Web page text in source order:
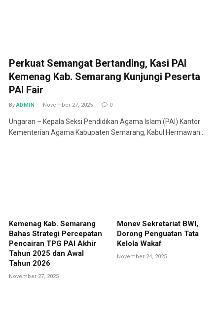
Perkuat Semangat Bertanding, Kasi PAI
Kemenag Kab. Semarang Kunjungi Peserta
PAI Fair
By ADMIN November 27, 2025 0
Ungaran – Kepala Seksi Pendidikan Agama Islam (PAI) Kantor
Kementerian Agama Kabupaten Semarang, Kabul Hermawan…
Kemenag Kab. Semarang
Bahas Strategi Percepatan
Pencairan TPG PAI Akhir
Tahun 2025 dan Awal
Tahun 2026
November 27, 2025
Monev Sekretariat BWI,
Dorong Penguatan Tata
Kelola Wakaf
November 24, 2025